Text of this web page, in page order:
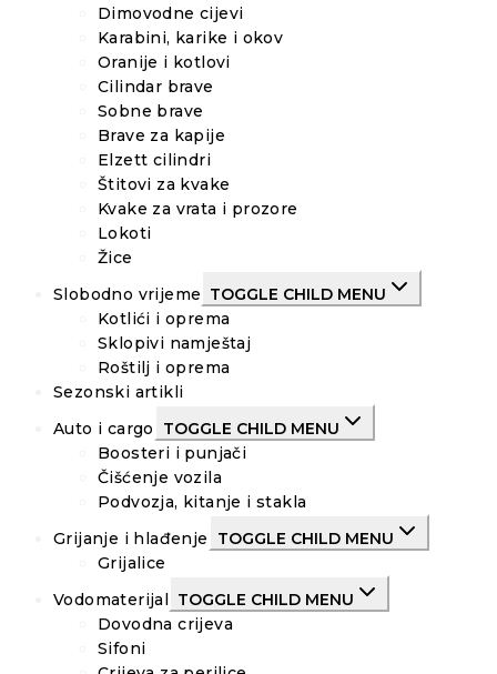
Dimovodne cijevi
Karabini, karike i okov
Oranije i kotlovi
Cilindar brave
Sobne brave
Brave za kapije
Elzett cilindri
Štitovi za kvake
Kvake za vrata i prozore
Lokoti
Žice
Slobodno vrijeme TOGGLE CHILD MENU
Kotlići i oprema
Sklopivi namještaj
Roštilj i oprema
Sezonski artikli
Auto i cargo
TOGGLE CHILD MENU
Boosteri i punjači
Čišćenje vozila
Podvozja, kitanje i stakla
Grijanje i hlađenje
TOGGLE CHILD MENU
Grijalice
Vodomaterijal TOGGLE CHILD MENU
Dovodna crijeva
Sifoni